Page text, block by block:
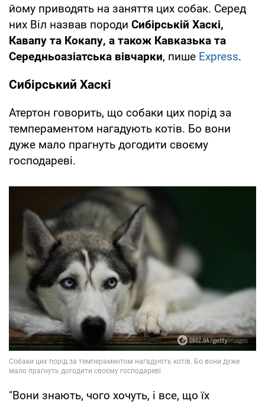
йому приводять на заняття цих собак. Серед
них Віл назвав породи Сибірській Хаскі,
Кавапу та Кокапу, а також Кавказька та
Середньоазіатська вівчарки, пише Express.
Сибірський Хаскі
Атертон говорить, що собаки цих порід за
темпераментом нагадують котів. Бо вони
дуже мало прагнуть догодити своєму
господареві.
"Вони знають, чого хочуть, і все, що їх